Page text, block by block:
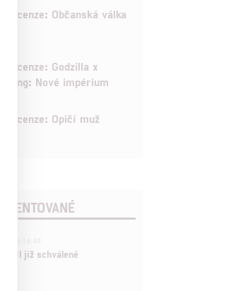
Recenze: Občanská válka
Recenze: Godzilla x
Kong: Nové impérium
Recenze: Opičí muž
již schválené